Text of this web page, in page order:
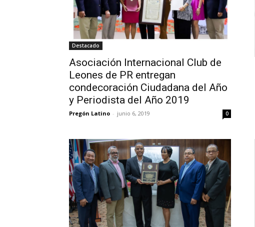
Destacado
Asociación Internacional Club de
Leones de PR entregan
condecoración Ciudadana del Año
y Periodista del Año 2019
Pregón Latino - junio 6, 2019 0